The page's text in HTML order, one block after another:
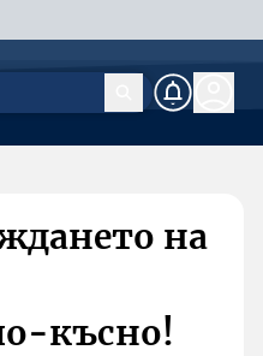
на
късно!